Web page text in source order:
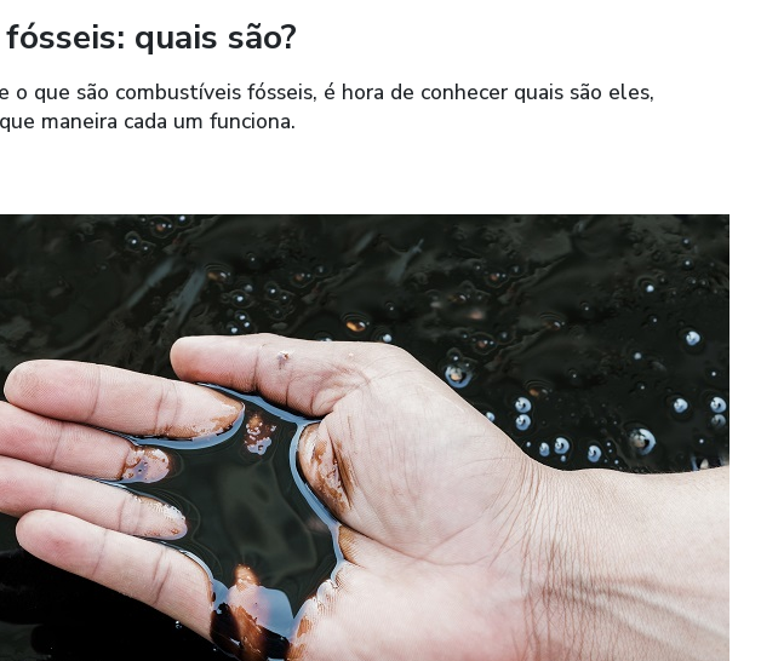
quais são?
o que são combustíveis fósseis, é hora de conhecer quais são eles,
maneira cada um funciona.